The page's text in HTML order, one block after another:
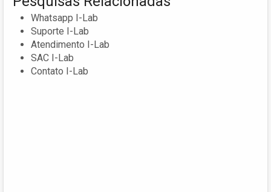
Whatsapp I-Lab
Suporte I-Lab
Atendimento I-Lab
SAC I-Lab
Contato I-Lab